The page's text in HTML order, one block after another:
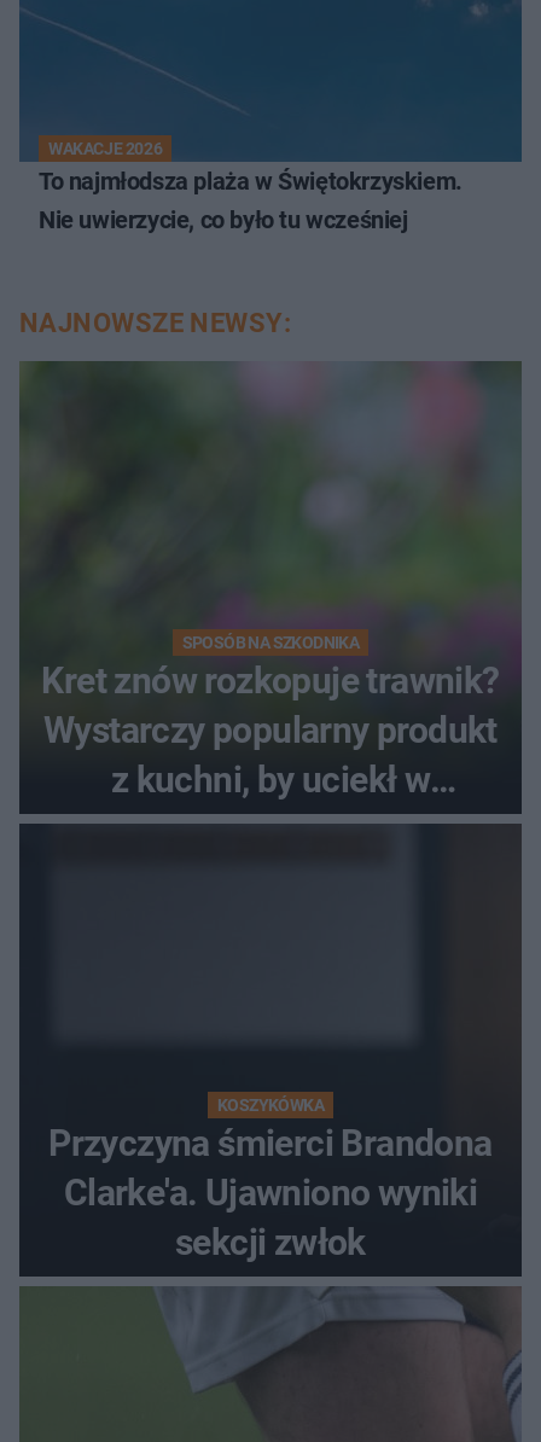
WAKACJE 2026
To najmłodsza plaża w Świętokrzyskiem.
Nie uwierzycie, co było tu wcześniej
NAJNOWSZE NEWSY:
SPOSÓB NA SZKODNIKA
Kret znów rozkopuje trawnik?
Wystarczy popularny produkt
z kuchni, by uciekł w
popłochu
KOSZYKÓWKA
Przyczyna śmierci Brandona
Clarke'a. Ujawniono wyniki
sekcji zwłok